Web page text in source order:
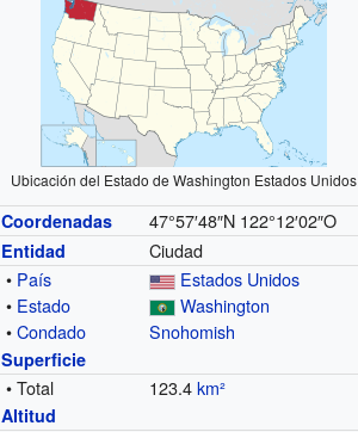
Ubicación del Estado de Washington Estados Unidos
Coordenadas 47°57′48″N 122°12′02″O
Entidad
Ciudad
• País
Estados Unidos
• Estado
Washington
•Condado Snohomish
Superficie
• Total 123.4km²
Altitud